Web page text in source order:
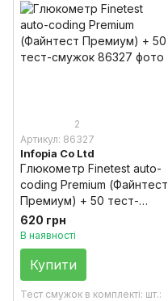
2
Артикул: 86327
Infopia Co Ltd
Глюкометр Finetest auto-
coding Premium (Файнтест
Премиум) + 50 тест-
смужок
620 грн
В наявності
Купити
Тест смужок в комплекті: шт.